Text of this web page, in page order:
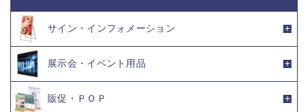
サイン・インフォメーション
展示会・イベント用品
販促・ＰＯＰ